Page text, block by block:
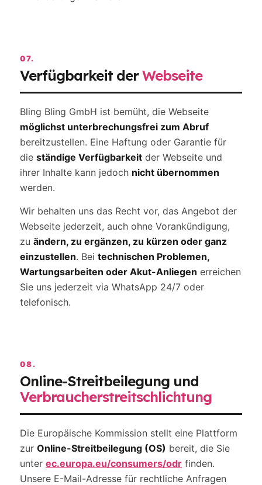
07.
Verfügbarkeit derWebseite
Bling Bling GmbH ist bemüht, die Webseite
möglichst unterbrechungsfrei zum Abruf
bereitzustellen. Eine Haftung oder Garantie für
die ständige Verfügbarkeit der Webseite und
ihrer Inhalte kann jedoch nicht übernommen
werden.
Wir behalten uns das Recht vor, das Angebot der
Webseite jederzeit, auch ohne Vorankündigung,
zu ändern, zu ergänzen, zu kürzen oder ganz
einzustellen. Bei technischen Problemen,
Wartungsarbeiten oder Akut-Anliegen erreichen
Sie uns jederzeit via WhatsApp 24/7 oder
telefonisch.
08.
Online-Streitbeilegung und
Verbraucherstreitschlichtung
Die Europäische Kommission stellt eine Plattform
zur Online-Streitbeilegung (OS) bereit, die Sie
unter ec.europa.eu/consumers/odr finden.
Unsere E-Mail-Adresse für rechtliche Anfragen